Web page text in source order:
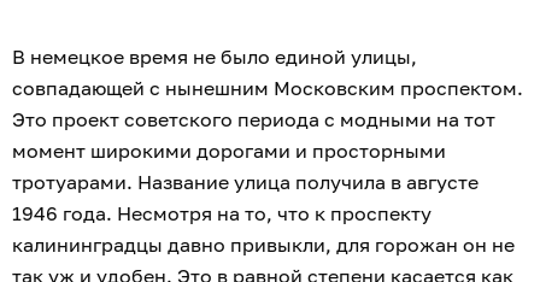
В немецкое время не было единой улицы,
совпадающей с нынешним Московским проспектом.
Это проект советского периода с модными на тот
момент широкими дорогами и просторными
тротуарами. Название улица получила в августе
1946 года. Несмотря на то, что к проспекту
калининградцы давно привыкли, для горожан он не
так уж и удобен. Это в равной степени касается как